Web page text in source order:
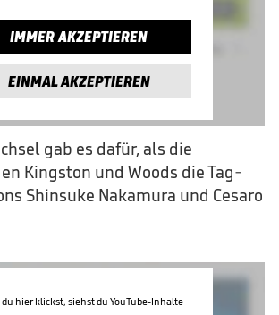
IMMER AKZEPTIEREN
EINMAL AKZEPTIEREN
gab es dafür, als die
Kingston und Woods die Tag-
Shinsuke Nakamura und Cesaro
du hier klickst, siehst du YouTube-Inhalte